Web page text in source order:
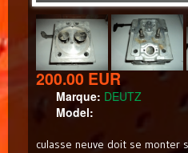
200.00 EUR
Marque: DEUTZ
Model:
culasse neuve doit se monter